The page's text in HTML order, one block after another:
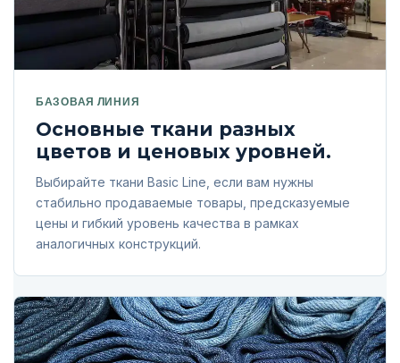
БАЗОВАЯ ЛИНИЯ
Основные ткани разных
цветов и ценовых уровней.
Выбирайте ткани Basic Line, если вам нужны
стабильно продаваемые товары, предсказуемые
цены и гибкий уровень качества в рамках
аналогичных конструкций.